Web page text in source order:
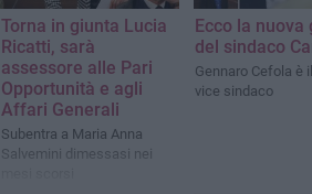
Torna in giunta Lucia
Ricatti, sarà
assessore alle Pari
Opportunità e agli
Affari Generali
Subentra a Maria Anna
Salvemini dimessasi nei
Ecco la nuova
del sindaco
Gennaro Cefola è
vice sindaco